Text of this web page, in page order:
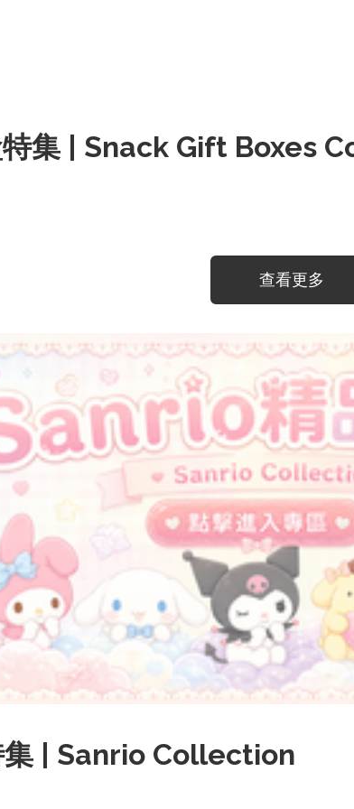
特集 | Snack Gift Boxes
查看更多
| Sanrio Collection